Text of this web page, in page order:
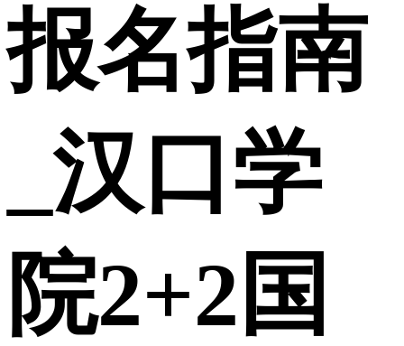
报名指南
_汉口学
院2+2国